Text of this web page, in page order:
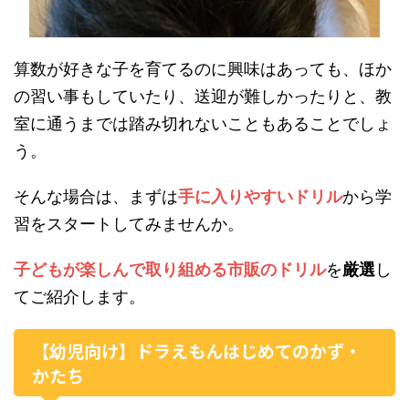
算数が好きな子を育てるのに興味はあっても、ほか
の習い事もしていたり、送迎が難しかったりと、教
室に通うまでは踏み切れないこともあることでしょ
う。
そんな場合は、まずは手に入りやすいドリルから学
習をスタートしてみませんか。
子どもが楽しんで取り組める市販のドリルを厳選 し
てご紹介します。
【幼児向け】ドラえもんはじめてのかず・
かたち